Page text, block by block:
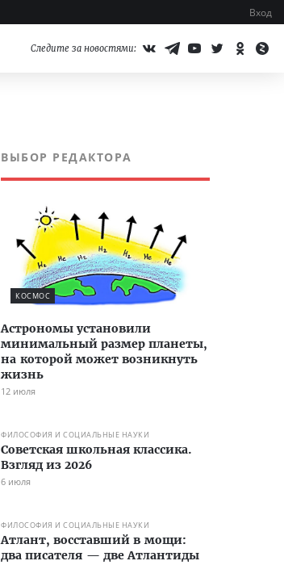
Вход
Следите за новостями:
ВЫБОР РЕДАКТОРА
КОСМОС
Астрономы установили
минимальный размер планеты,
на которой может возникнуть
жизнь
12 июля
ФИЛОСОФИЯ И СОЦИАЛЬНЫЕ НАУКИ
Советская школьная классика.
Взгляд из 2026
6 июля
ФИЛОСОФИЯ И СОЦИАЛЬНЫЕ НАУКИ
Атлант, восставший в мощи:
два писателя — две Атлантиды